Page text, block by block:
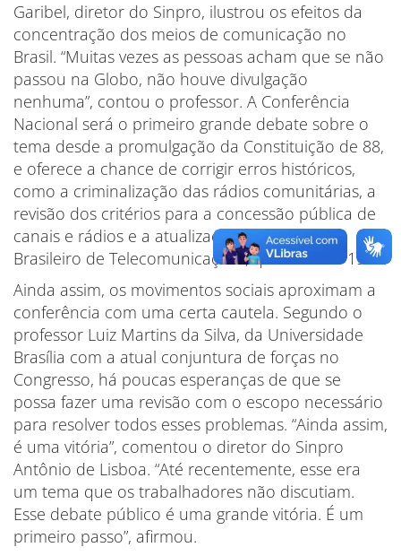
Garibel, diretor do Sinpro, ilustrou os efeitos da
concentração dos meios de comunicação no
Brasil. “Muitas vezes as pessoas acham que se não
passou na Globo, não houve divulgação
nenhuma”, contou o professor. A Conferência
Nacional será o primeiro grande debate sobre o
tema desde a promulgação da Constituição de 88,
e oferece a chance de corrigir erros históricos,
como a criminalização das rádios comunitárias, a
revisão dos critérios para a concessão pública de
canais e rádios e a atualização do Código
Brasileiro de Telecomunicações, que data de 1962.
Ainda assim, os movimentos sociais aproximam a
conferência com uma certa cautela. Segundo o
professor Luiz Martins da Silva, da Universidade
Brasília com a atual conjuntura de forças no
Congresso, há poucas esperanças de que se
possa fazer uma revisão com o escopo necessário
para resolver todos esses problemas. “Ainda assim,
é uma vitória”, comentou o diretor do Sinpro
Antônio de Lisboa. “Até recentemente, esse era
um tema que os trabalhadores não discutiam.
Esse debate público é uma grande vitória. É um
primeiro passo”, afirmou.